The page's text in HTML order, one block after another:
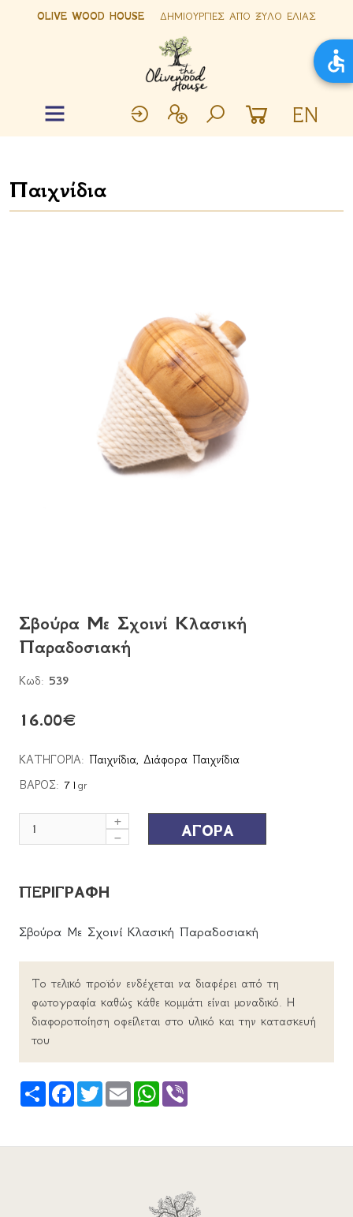
OLIVE WOOD HOUSE ΔΗΜΙΟΥΡΓΙΕΣ ΑΠΟ ΞΥΛΟ ΕΛΙΑΣ
EN
Παιχνίδια
Σβούρα Με Σχοινί Κλασική
Παραδοσιακή
Κωδ: 539
16.00€
ΚΑΤΗΓΟΡΙΑ: Παιχνίδια, Διάφορα Παιχνίδια
ΒΑΡΟΣ: 71 gr
ΑΓΟΡΑ
ΠΕΡΙΓΡΑΦΗ
Σβούρα Με Σχοινί Κλασική Παραδοσιακή
Το τελικό προϊόν ενδέχεται να διαφέρει από τη
φωτογραφία καθώς κάθε κομμάτι είναι μοναδικό. Η
διαφοροποίηση οφείλεται στο υλικό και την κατασκευή
του
Share FacebookTwitterEmail WhatsApp